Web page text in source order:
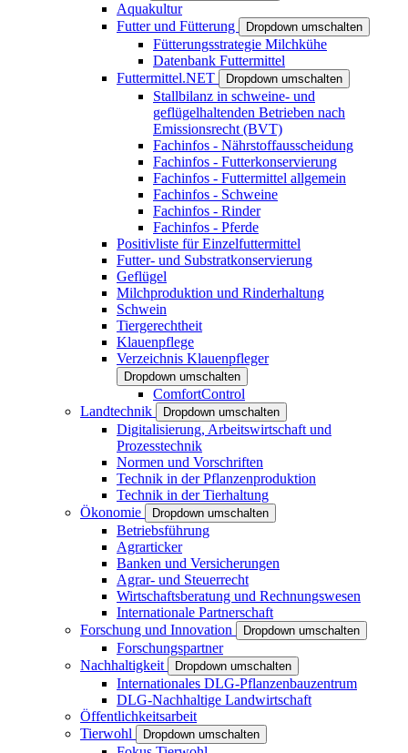
Aquakultur
Futter und Fütterung
Dropdown umschalten
Fütterungsstrategie Milchkühe
Datenbank Futtermittel
Futtermittel.NET
Dropdown umschalten
Stallbilanz in schweine- und
geflügelhaltenden Betrieben nach
Emissionsrecht (BVT)
Fachinfos - Nährstoffausscheidung
Fachinfos - Futterkonservierung
Fachinfos - Futtermittel allgemein
Fachinfos - Schweine
Fachinfos - Rinder
Fachinfos - Pferde
Positivliste für Einzelfuttermittel
Futter- und Substratkonservierung
Geflügel
Milchproduktion und Rinderhaltung
Schwein
Tiergerechtheit
Klauenpflege
Verzeichnis Klauenpfleger
Dropdown umschalten
ComfortControl
Landtechnik
Dropdown umschalten
Digitalisierung, Arbeitswirtschaft und
Prozesstechnik
Normen und Vorschriften
Technik in der Pflanzenproduktion
Technik in der Tierhaltung
Ökonomie
Dropdown umschalten
Betriebsführung
Agrarticker
Banken und Versicherungen
Agrar- und Steuerrecht
Wirtschaftsberatung und Rechnungswesen
Internationale Partnerschaft
Forschung und Innovation
Dropdown umschalten
Forschungspartner
Nachhaltigkeit
Dropdown umschalten
Internationales DLG-Pflanzenbauzentrum
DLG-Nachhaltige Landwirtschaft
Öffentlichkeitsarbeit
Tierwohl
Dropdown umschalten